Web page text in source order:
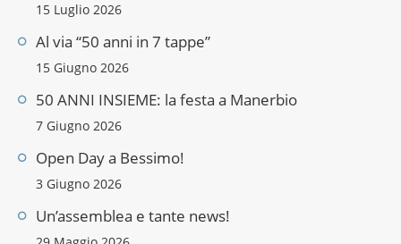
15 Luglio 2026
Al via “50 anni in 7 tappe”
15 Giugno 2026
50 ANNI INSIEME: la festa a Manerbio
7 Giugno 2026
Open Day a Bessimo!
3 Giugno 2026
Un’assemblea e tante news!